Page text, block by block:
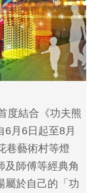
度結合《功夫熊
6月6日起至8月
巷藝術村等燈
及師傅等經典角
屬於自己的「功